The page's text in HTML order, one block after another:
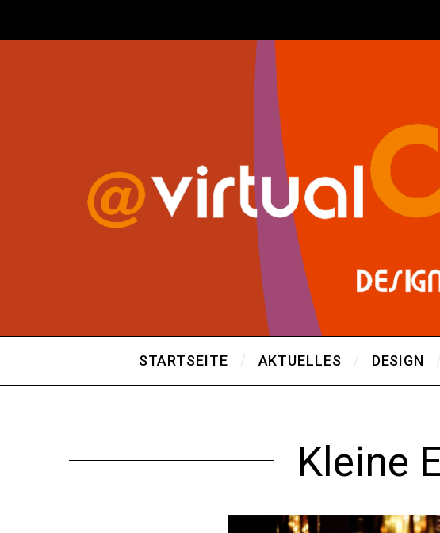
STARTSEITE AKTUELLES DESIGN
Kleine